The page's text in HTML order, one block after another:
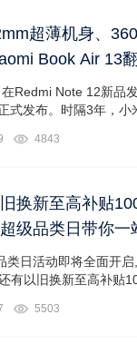
超薄机身、
Book Air 13
Redmi Note 12新品
式发布。时隔3年，小
仅融合了Air系列的轻
本，将翻转、轻薄、时
4843
换新至高补贴
级品类日带你一
类日活动即将全面开
有以旧换新至高补贴
场免息券,8月25日当
索“焕新你的一平米”
5503